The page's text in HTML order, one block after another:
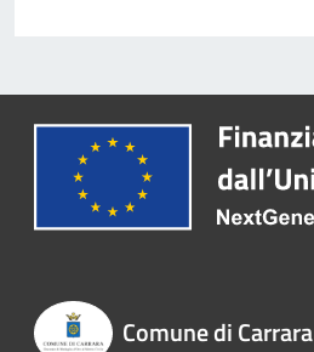
Comune di Carrara